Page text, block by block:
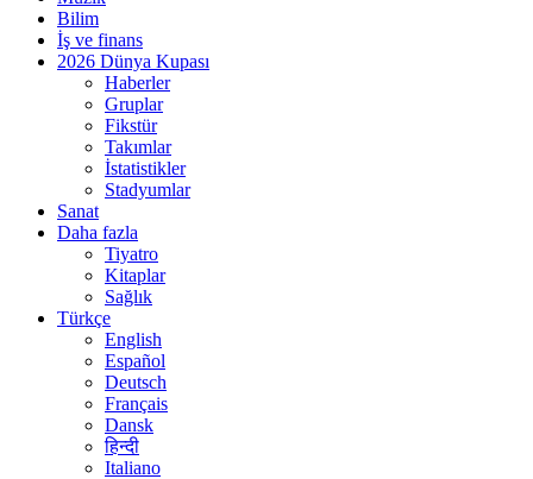
Bilim
İş ve finans
2026 Dünya Kupası
Haberler
Gruplar
Fikstür
Takımlar
İstatistikler
Stadyumlar
Sanat
Daha fazla
Tiyatro
Kitaplar
Sağlık
Türkçe
English
Español
Deutsch
Français
Dansk
हिन्दी
Italiano